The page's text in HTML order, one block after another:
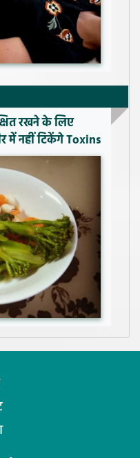
रखने के लिए
में नहीं टिकेंगे Toxins